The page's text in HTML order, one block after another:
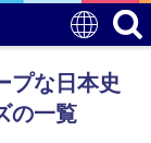
プな日本史
の一覧